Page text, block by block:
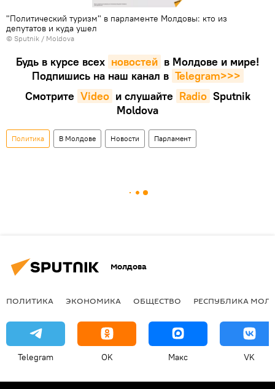
"Политический туризм" в парламенте Молдовы: кто из
депутатов и куда ушел
© Sputnik / Moldova
Будь в курсе всех новостей в Молдове и мире!
Подпишись на наш канал в Telegram>>>
Смотрите Video и слушайте Radio Sputnik
Moldova
Политика В Молдове Новости Парламент
Молдова
ПОЛИТИКА ЭКОНОМИКА ОБЩЕСТВО РЕСПУБЛИКА
Telegram OK Макс VK